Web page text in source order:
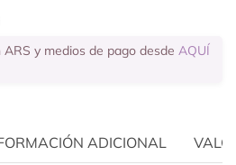
y medios de pago desde AQUÍ
ADICIONAL